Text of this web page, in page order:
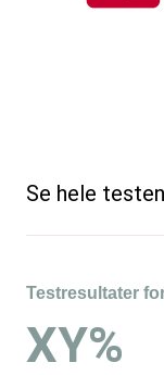
Se hele
Testresultater
XY%